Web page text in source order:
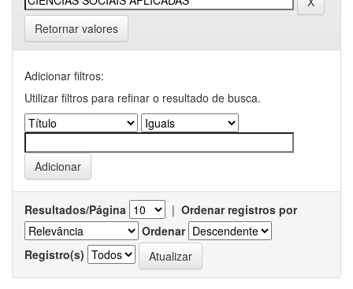
Retornar valores
Adicionar filtros:
Utilizar filtros para refinar o resultado de busca.
Resultados/Página | Ordenar registros por
Ordenar
Registro(s)